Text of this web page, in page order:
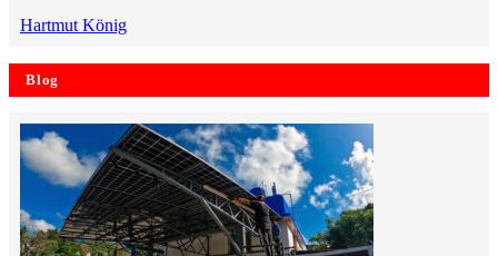
Hartmut König
Blog